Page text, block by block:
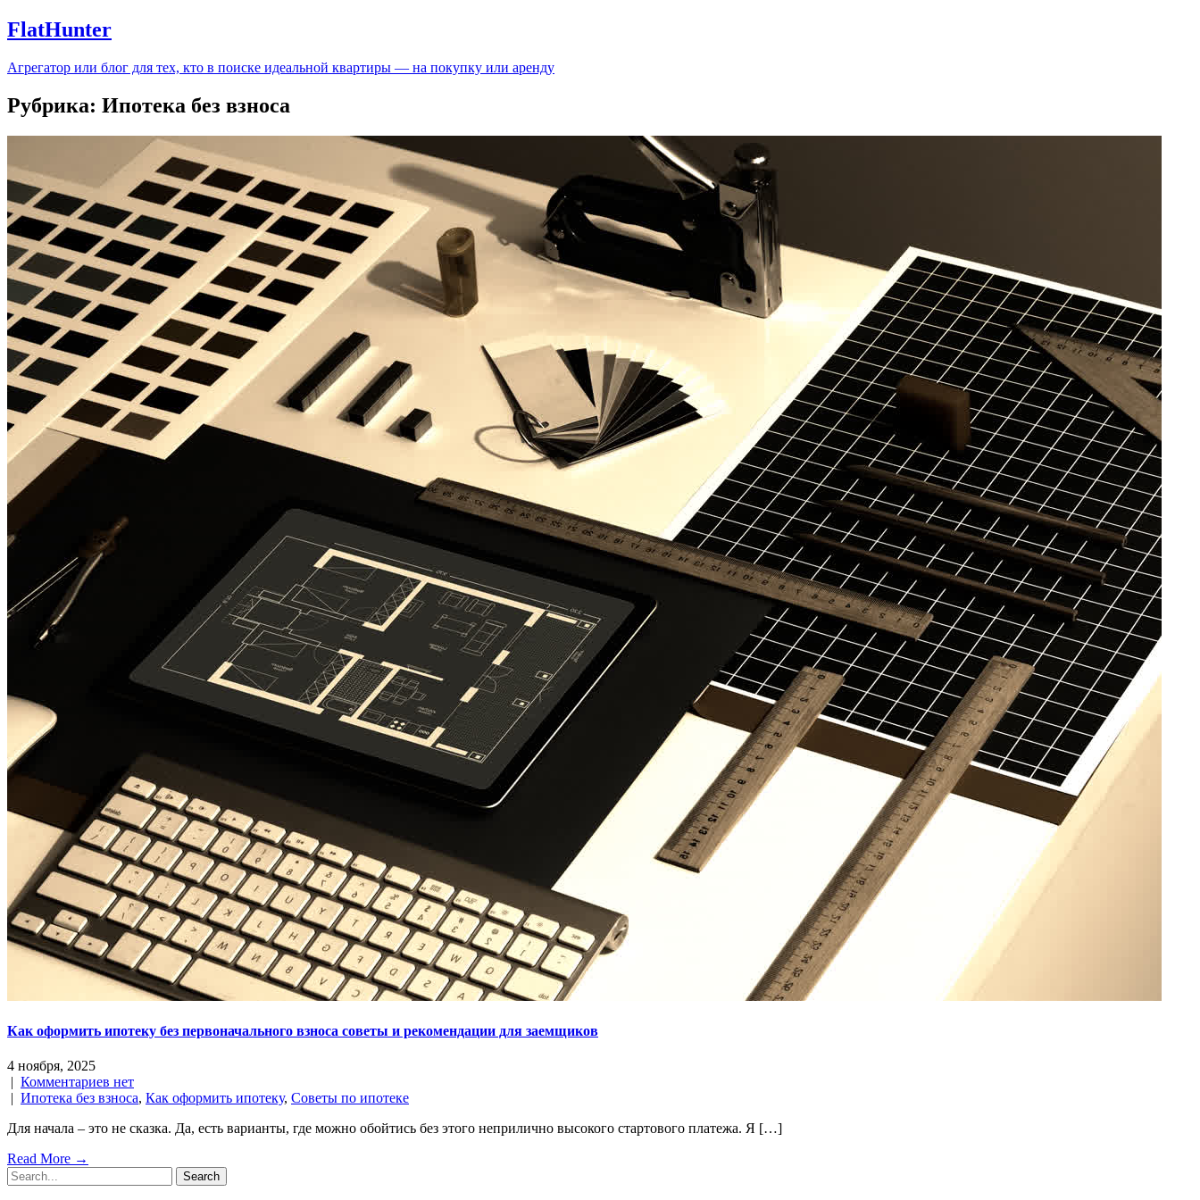
FlatHunter
Агрегатор или блог для тех, кто в поиске идеальной квартиры — на покупку или аренду
Рубрика: Ипотека без взноса
Как оформить ипотеку без первоначального взноса советы и рекомендации для заемщиков
4 ноября, 2025
| Комментариев нет
| Ипотека без взноса, Как оформить ипотеку, Советы по ипотеке
Для начала – это не сказка. Да, есть варианты, где можно обойтись без этого неприлично высокого стартового платежа. Я […]
Read More →